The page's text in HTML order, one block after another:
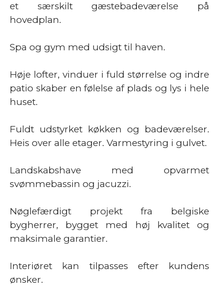
et særskilt gæstebadeværelse på
hovedplan.
Spa og gym med udsigt til haven.
Høje lofter, vinduer i fuld størrelse og indre
patio skaber en følelse af plads og lys i hele
huset.
Fuldt udstyrket køkken og badeværelser.
Heis over alle etager. Varmestyring i gulvet.
Landskabshave med opvarmet
svømmebassin og jacuzzi.
Nøglefærdigt projekt fra belgiske
bygherrer, bygget med høj kvalitet og
maksimale garantier.
Interiøret kan tilpasses efter kundens
ønsker.